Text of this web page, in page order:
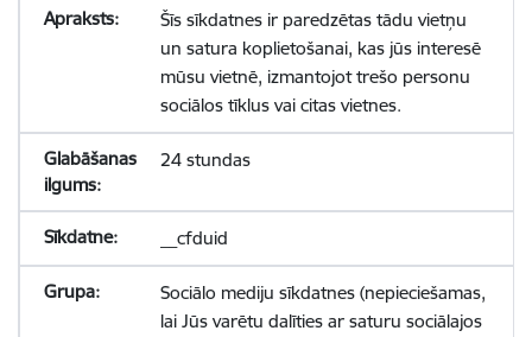
Šīs sīkdatnes ir paredzētas tādu vietņu
un satura koplietošanai, kas jūs interesē
mūsu vietnē, izmantojot trešo personu
sociālos tīklus vai citas vietnes.
24 stundas
__cfduid
Sociālo mediju sīkdatnes (nepieciešamas,
lai Jūs varētu dalīties ar saturu sociālajos